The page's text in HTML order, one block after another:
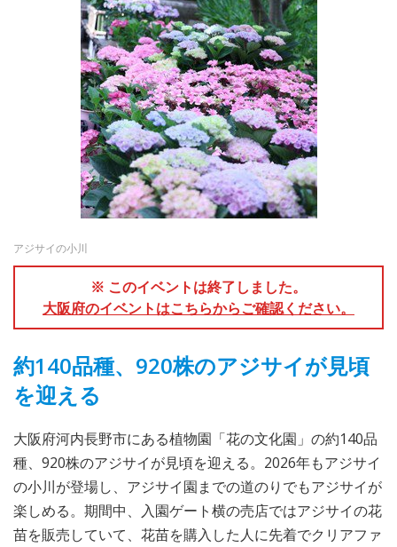
アジサイの小川
※ このイベントは終了しました。
大阪府のイベントはこちらからご確認ください。
約140品種、920株のアジサイが見頃
を迎える
大阪府河内長野市にある植物園「花の文化園」の約140品
種、920株のアジサイが見頃を迎える。2026年もアジサイ
の小川が登場し、アジサイ園までの道のりでもアジサイが
楽しめる。期間中、入園ゲート横の売店ではアジサイの花
苗を販売していて、花苗を購入した人に先着でクリアファ